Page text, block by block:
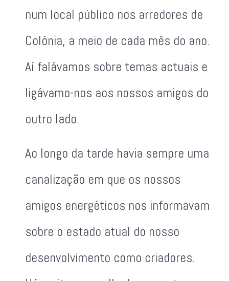
num local público nos arredores de
Colónia, a meio de cada mês do ano.
Aí falávamos sobre temas actuais e
ligávamo-nos aos nossos amigos do
outro lado.
Ao longo da tarde havia sempre uma
canalização em que os nossos
amigos energéticos nos informavam
sobre o estado atual do nosso
desenvolvimento como criadores.